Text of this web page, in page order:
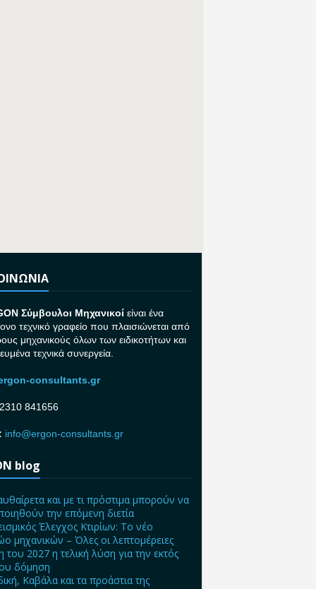
Σύμβουλοι Μηχανικοί είναι ένα
τεχνικό γραφείο που πλαισιώνεται από
μηχανικούς όλων των ειδικοτήτων και
τεχνικά συνεργεία.
consultants.gr
2310 841656
info@ergon-consultants.gr
blog
και με τι πρόστιμα μπορούν να
την επόμενη διετία
Έλεγχος Κτιρίων: Το νέο
μηχανικών – Όλες οι λεπτομέρειες
του 2027 η τελική λύση για την εκτός
δόμηση
Καβάλα και τα προάστια της